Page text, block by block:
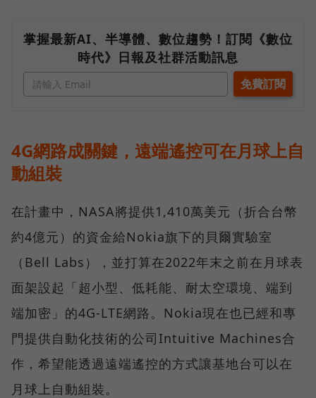
掌握最新AI、半導體、數位趨勢！訂閱《數位
時代》日報及社群活動訊息
4G網路成關鍵，遠端遙控可在月球上自
動組裝
在計畫中，NASA將提供1,410萬美元（折合台幣
約4億元）的資金給Nokia旗下的貝爾實驗室
（Bell Labs），並打算在2022年末之前在月球表
面架設起「超小型、低耗能、耐太空環境、端到
端加密」的4G-LTE網路。Nokia現在也已經和專
門提供自動化技術的公司Intuitive Machines合
作，希望能透過遠端遙控的方式讓基地台可以在
月球上自動組裝。